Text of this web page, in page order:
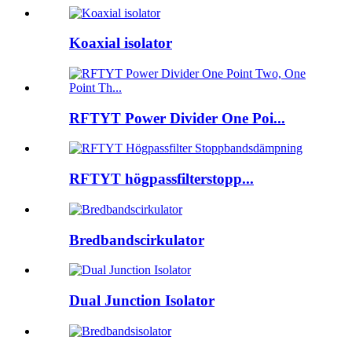
Koaxial isolator
RFTYT Power Divider One Poi...
RFTYT högpassfilterstopp...
Bredbandscirkulator
Dual Junction Isolator